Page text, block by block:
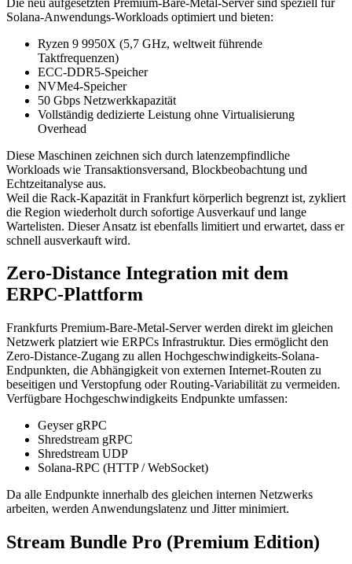
Solana-Anwendungs-Workloads optimiert und bieten:
Ryzen 9 9950X (5,7 GHz, weltweit führende
Taktfrequenzen)
ECC-DDR5-Speicher
NVMe4-Speicher
50 Gbps Netzwerkkapazität
Vollständig dedizierte Leistung ohne Virtualisierung
Overhead
Diese Maschinen zeichnen sich durch latenzempfindliche
Workloads wie Transaktionsversand, Blockbeobachtung und
Echtzeitanalyse aus.
Weil die Rack-Kapazität in Frankfurt körperlich begrenzt ist, zykliert
die Region wiederholt durch sofortige Ausverkauf und lange
Wartelisten. Dieser Ansatz ist ebenfalls limitiert und erwartet, dass er
schnell ausverkauft wird.
Zero-Distance Integration mit dem
ERPC-Plattform
Frankfurts Premium-Bare-Metal-Server werden direkt im gleichen
Netzwerk platziert wie ERPCs Infrastruktur. Dies ermöglicht den
Zero-Distance-Zugang zu allen Hochgeschwindigkeits-Solana-
Endpunkten, die Abhängigkeit von externen Internet-Routen zu
beseitigen und Verstopfung oder Routing-Variabilität zu vermeiden.
Verfügbare Hochgeschwindigkeits Endpunkte umfassen:
Geyser gRPC
Shredstream gRPC
Shredstream UDP
Solana-RPC (HTTP / WebSocket)
Da alle Endpunkte innerhalb des gleichen internen Netzwerks
arbeiten, werden Anwendungslatenz und Jitter minimiert.
Stream Bundle Pro (Premium Edition)